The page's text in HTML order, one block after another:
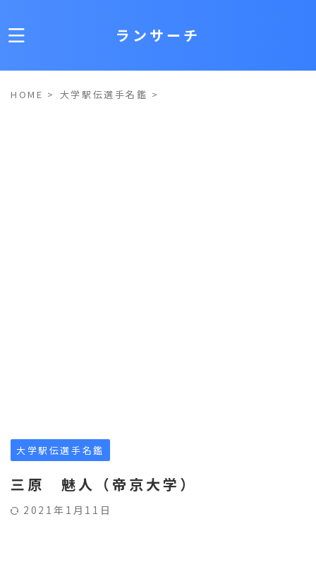
ランサーチ
HOME > 大学駅伝選手名鑑 >
大学駅伝選手名鑑
三原 魅人（帝京大学）
2021年1月11日